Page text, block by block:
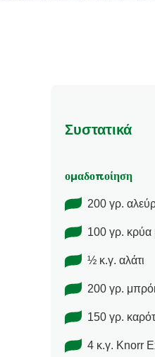
Συστατικά
ομαδοποίηση
200 γρ.
100 γρ. κρύα
½ κ.γ. αλάτι
200 γρ.
150 γρ.
4 κ.γ. Κnorr